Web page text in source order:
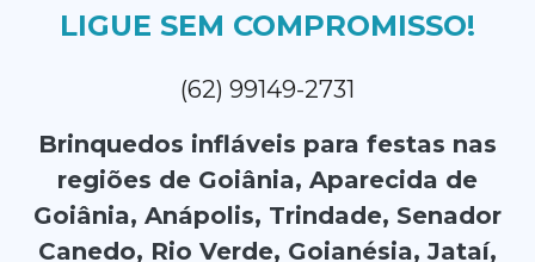
LIGUE SEM COMPROMISSO!
(62) 99149-2731
Brinquedos infláveis para festas nas
regiões de Goiânia, Aparecida de
Goiânia, Anápolis, Trindade, Senador
Canedo, Rio Verde, Goianésia, Jataí,